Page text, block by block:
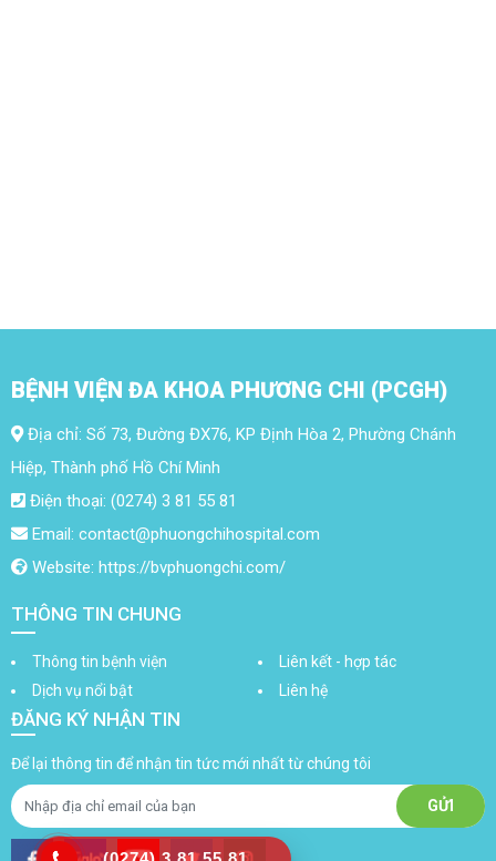
BỆNH VIỆN ĐA KHOA PHƯƠNG CHI (PCGH)
Địa chỉ: Số 73, Đường ĐX76, KP Định Hòa 2, Phường Chánh
Hiệp, Thành phố Hồ Chí Minh
Điện thoại: (0274) 3 81 55 81
Email: contact@phuongchihospital.com
Website: https://bvphuongchi.com/
THÔNG TIN CHUNG
Thông tin bệnh viện
Liên kết - hợp tác
Dịch vụ nổi bật
Liên hệ
ĐĂNG KÝ NHẬN TIN
Để lại thông tin để nhận tin tức mới nhất từ chúng tôi